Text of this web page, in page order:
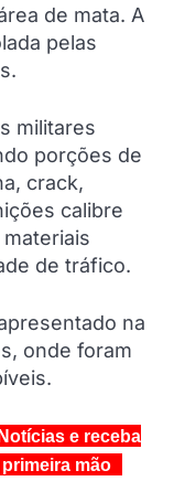
de mata. A
pelas
militares
porções de
crack,
calibre
de tráfico.
na
onde foram
e receba
mão